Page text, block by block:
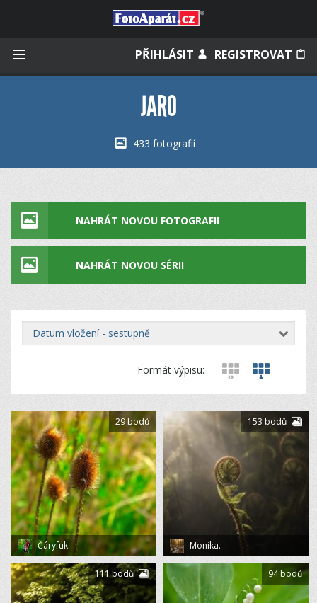
PŘIHLÁSIT REGISTROVAT
Měli jste účet na starém webu?
JARO
433 fotografií
NAHRÁT NOVOU FOTOGRAFII
NAHRÁT NOVOU SÉRII
datum vložení - sestupně
Formát výpisu:
Čáryfuk
29 bodů
Monika.
153 bodů
111 bodů 94 bodů